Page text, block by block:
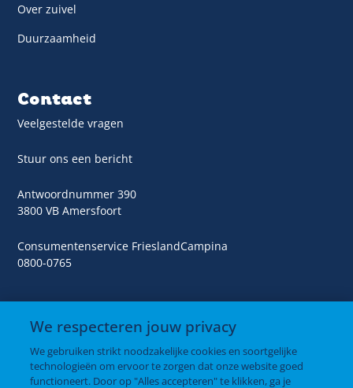
Over zuivel
Duurzaamheid
Contact
Veelgestelde vragen
Stuur ons een bericht
Antwoordnummer 390
3800 VB Amersfoort
Consumentenservice FrieslandCampina
0800-0765
Producten
We respecteren jouw privacy
We gebruiken strikt noodzakelijke cookies en soortgelijke
technologieën om ervoor te zorgen dat onze website goed
functioneert. Door op "Alles accepteren" te klikken, ga je